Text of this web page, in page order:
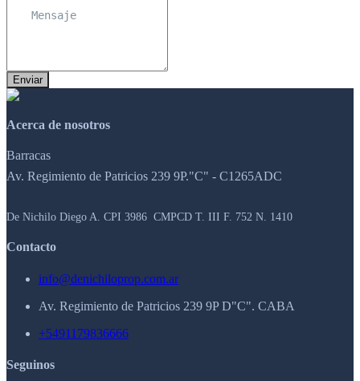
Enviar
Acerca de nosotros
Barracas
Av. Regimiento de Patricios 239 9P."C" - C1265ADC
De Nichilo Diego A. CPI 3986 CMPCD T. III F. 752 N. 1410
Contacto
info@denichiloprop.com.ar
Av. Regimiento de Patricios 239 9P D"C". CABA
+5491179836666
Seguinos